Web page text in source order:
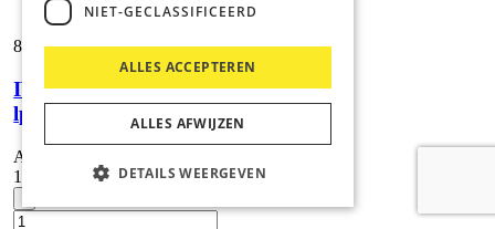
8.376,90
IVS 100/55
lp
Artikelnummer:
1.573-721.0
100/55
NIET-GECLASSIFICEERD
ALLES ACCEPTEREN
ALLES AFWIJZEN
DETAILS WEERGEVEN